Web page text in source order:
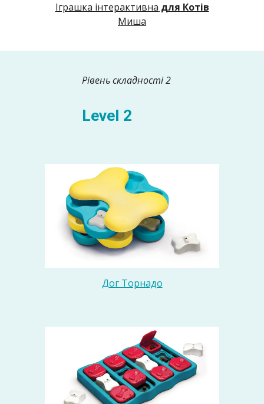
Іграшка інтерактивна для Котів
Миша
Рівень складності 2
Level 2
Дог Торнадо